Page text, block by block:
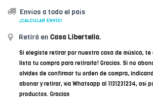
Envíos a todo el país
¡CALCULAR ENVÍO!
Retirá en Casa Libertella.
Si elegiste retirar por nuestra casa de música, te
lista tu compra para retirarla! Gracias. Si no
olvides de confirmar tu orden de compra,
abonar y retirar, vía Whatsapp al 1131231234, así
productos. Gracias